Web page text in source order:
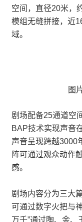
空间，直径20米，
模组无缝拼接，近
域。
图
剧场配备25通道空
BAP技术实现声音
声音呈现跨越3000
阵可通过观众动作
感。
剧场内容分为三大
可通过数字火把与
万千”通过陶、金